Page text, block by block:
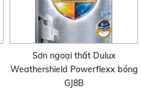
Sơn ngoại thất Dulux
Weathershield Powerflexx bóng
GJ8B